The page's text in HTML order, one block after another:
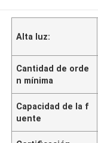
Alta luz:
Cantidad de orde
n mínima
Capacidad de la f
uente